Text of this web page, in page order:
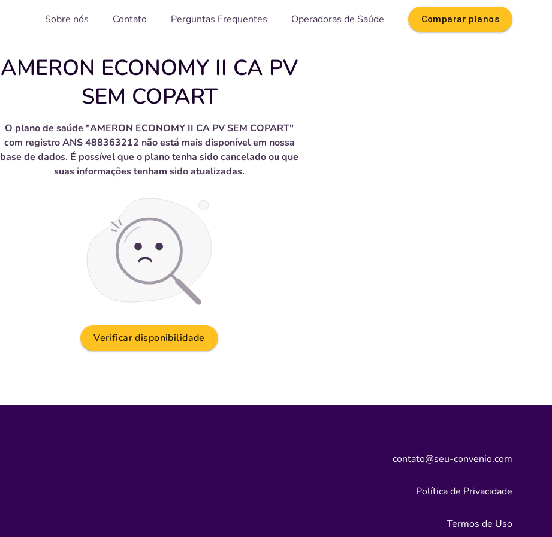
Sobre nós Contato Perguntas Frequentes Operadoras de Saúde Comparar planos
AMERON ECONOMY II CA PV
SEM COPART
O plano de saúde "AMERON ECONOMY II CA PV SEM COPART"
com registro ANS 488363212 não está mais disponível em nossa
base de dados. É possível que o plano tenha sido cancelado ou que
suas informações tenham sido atualizadas.
Verificar disponibilidade
contato@seu-convenio.com
Política de Privacidade
Termos de Uso